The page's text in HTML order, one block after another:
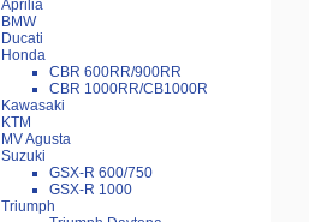
Aprilia
BMW
Ducati
Honda
CBR 600RR/900RR
CBR 1000RR/CB1000R
Kawasaki
KTM
MV Agusta
Suzuki
GSX-R 600/750
GSX-R 1000
Triumph